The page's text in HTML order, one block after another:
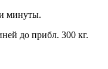
минуты.
до прибл. 300 кг.